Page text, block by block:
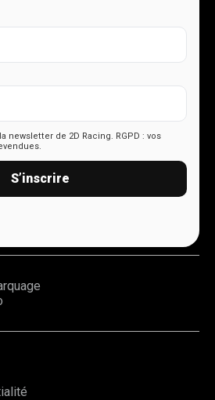
newsletter de 2D Racing. RGPD : vos
S’inscrire